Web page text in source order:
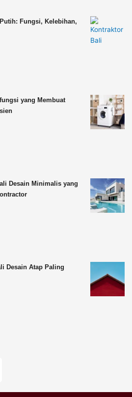
Fungsi, Kelebihan,
yang Membuat
Desain Minimalis yang
Desain Atap Paling